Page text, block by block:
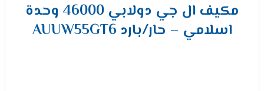
مكيف ال جي دولابي 46000 وحدة
اسلامي – حار/بارد AUUW55GT6